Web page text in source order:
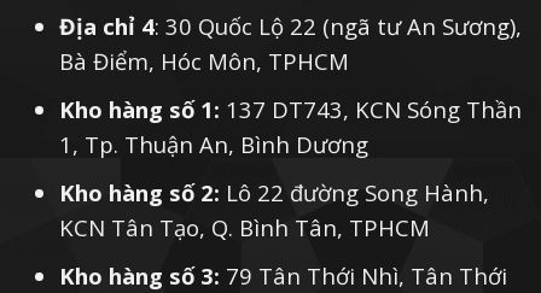
Địa chỉ 4: 30 Quốc Lộ 22 (ngã tư An Sương),
Bà Điểm, Hóc Môn, TPHCM
Kho hàng số 1: 137 DT743, KCN Sóng Thần
1, Tp. Thuận An, Bình Dương
Kho hàng số 2: Lô 22 đường Song Hành,
KCN Tân Tạo, Q. Bình Tân, TPHCM
Kho hàng số 3: 79 Tân Thới Nhì, Tân Thới